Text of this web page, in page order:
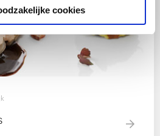
cookies